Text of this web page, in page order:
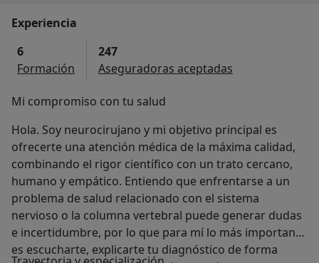
Experiencia
6
Formación
247
Aseguradoras aceptadas
Mi compromiso con tu salud
Hola. Soy neurocirujano y mi objetivo principal es
ofrecerte una atención médica de la máxima calidad,
combinando el rigor científico con un trato cercano,
humano y empático. Entiendo que enfrentarse a un
problema de salud relacionado con el sistema
nervioso o la columna vertebral puede generar dudas
e incertidumbre, por lo que para mí lo más importante
es escucharte, explicarte tu diagnóstico de forma